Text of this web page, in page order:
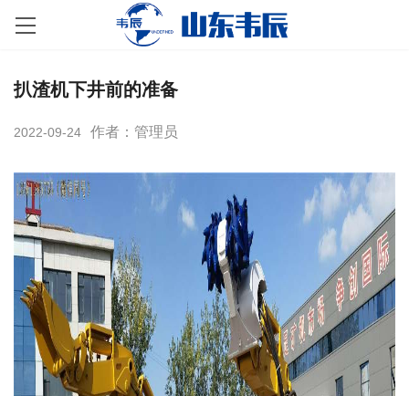
扒渣机下井前的准备
2022-09-24 作者：管理员